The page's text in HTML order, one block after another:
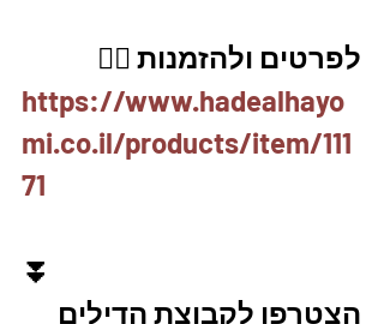
לפרטים ולהזמנות 👇🏼
https://www.hadealhayo
mi.co.il/products/item/111
71
⏬
הצטרפו לקבוצת הדילים